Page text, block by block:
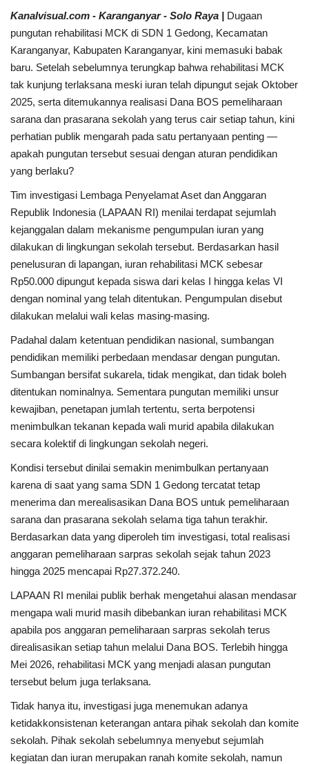
News
Jawa Barat
Riau
Bisnis
Jambi
Kaltim
Dunia
Artikel
Ekonomi
Hukum
Nasional
Otomotif
Umum
Gallery
Politik
Daerah
Sumbar
Kepri
Pariwisata
Sulawesi Utara (Sulut)
Pendidikan
Kanalvisual.com - Karanganyar - Solo Raya | Dugaan
pungutan rehabilitasi MCK di SDN 1 Gedong, Kecamatan
Karanganyar, Kabupaten Karanganyar, kini memasuki babak
baru. Setelah sebelumnya terungkap bahwa rehabilitasi MCK
tak kunjung terlaksana meski iuran telah dipungut sejak Oktober
2025, serta ditemukannya realisasi Dana BOS pemeliharaan
sarana dan prasarana sekolah yang terus cair setiap tahun, kini
perhatian publik mengarah pada satu pertanyaan penting —
apakah pungutan tersebut sesuai dengan aturan pendidikan
yang berlaku?
Tim investigasi Lembaga Penyelamat Aset dan Anggaran
Republik Indonesia (LAPAAN RI) menilai terdapat sejumlah
kejanggalan dalam mekanisme pengumpulan iuran yang
dilakukan di lingkungan sekolah tersebut. Berdasarkan hasil
penelusuran di lapangan, iuran rehabilitasi MCK sebesar
Rp50.000 dipungut kepada siswa dari kelas I hingga kelas VI
dengan nominal yang telah ditentukan. Pengumpulan disebut
dilakukan melalui wali kelas masing-masing.
Padahal dalam ketentuan pendidikan nasional, sumbangan
pendidikan memiliki perbedaan mendasar dengan pungutan.
Sumbangan bersifat sukarela, tidak mengikat, dan tidak boleh
ditentukan nominalnya. Sementara pungutan memiliki unsur
kewajiban, penetapan jumlah tertentu, serta berpotensi
menimbulkan tekanan kepada wali murid apabila dilakukan
secara kolektif di lingkungan sekolah negeri.
Kondisi tersebut dinilai semakin menimbulkan pertanyaan
karena di saat yang sama SDN 1 Gedong tercatat tetap
menerima dan merealisasikan Dana BOS untuk pemeliharaan
sarana dan prasarana sekolah selama tiga tahun terakhir.
Berdasarkan data yang diperoleh tim investigasi, total realisasi
anggaran pemeliharaan sarpras sekolah sejak tahun 2023
hingga 2025 mencapai Rp27.372.240.
LAPAAN RI menilai publik berhak mengetahui alasan mendasar
mengapa wali murid masih dibebankan iuran rehabilitasi MCK
apabila pos anggaran pemeliharaan sarpras sekolah terus
direalisasikan setiap tahun melalui Dana BOS. Terlebih hingga
Mei 2026, rehabilitasi MCK yang menjadi alasan pungutan
tersebut belum juga terlaksana.
Tidak hanya itu, investigasi juga menemukan adanya
ketidakkonsistenan keterangan antara pihak sekolah dan komite
sekolah. Pihak sekolah sebelumnya menyebut sejumlah
kegiatan dan iuran merupakan ranah komite sekolah, namun